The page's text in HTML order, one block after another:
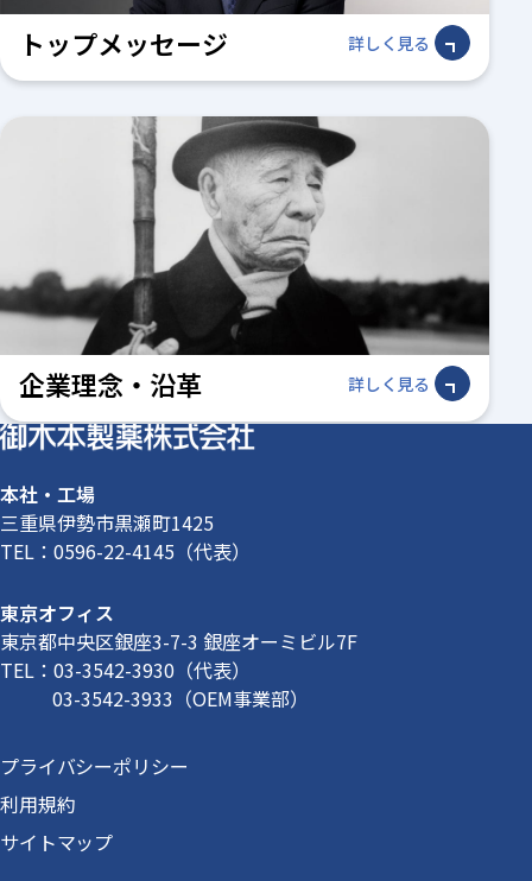
トップメッセージ 詳しく見る
企業理念・沿革 詳しく見る
本社・工場
三重県伊勢市黒瀬町1425
TEL： 0596-22-4145 （代表）
東京オフィス
東京都中央区銀座3-7-3 銀座オーミビル7F
TEL： 03-3542-3930 （代表）
03-3542-3933 （OEM事業部）
プライバシーポリシー
利用規約
サイトマップ